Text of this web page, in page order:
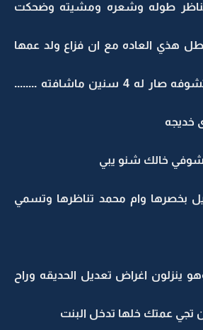
طوله وشعره ومشيته وضحكت
هذي العاده مع ان فزاع ولد عمها
حلو بس كانت نادر تشوفه صار له 4 سنين ماشافته ........
خديجه
شوفي خالك شنو يبي
بخصرها وام محمد تناظرها وتسمي
ينزلون اغراض تعديل الحديقه وراح
تجي عمتك خلها تدخل البنت